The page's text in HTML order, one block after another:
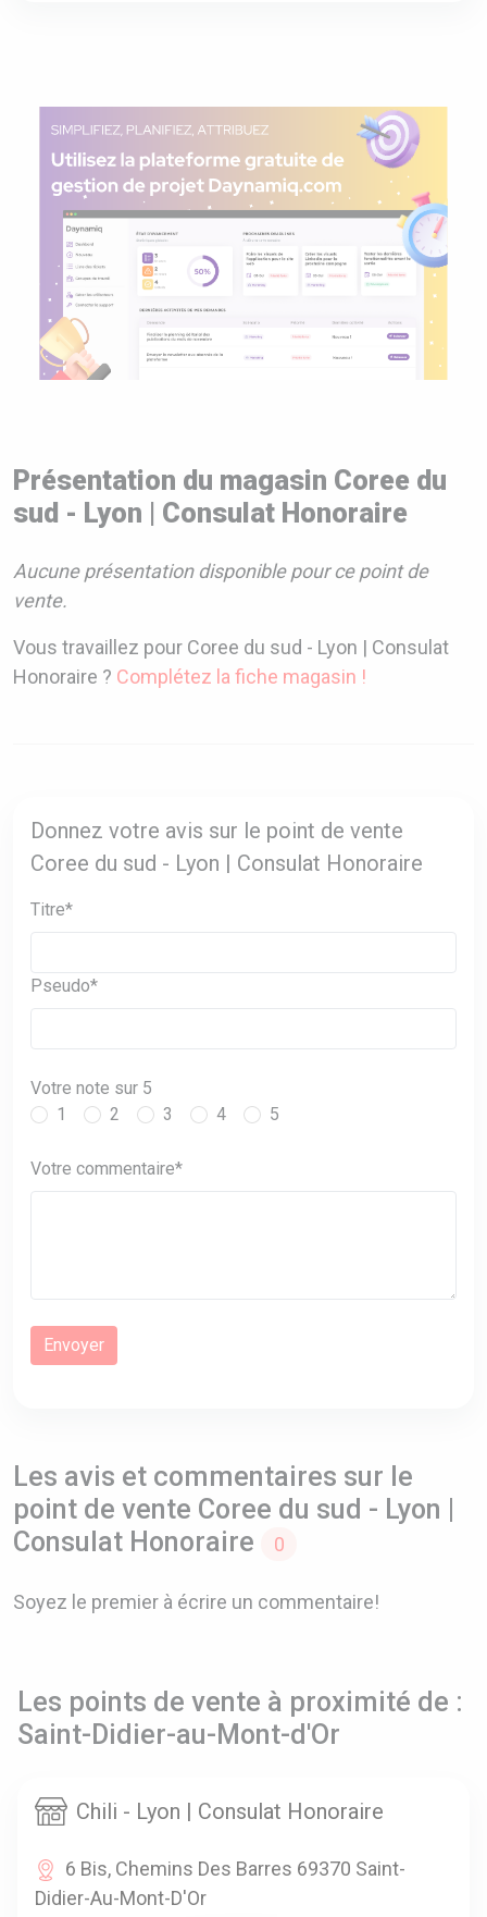
Présentation du magasin Coree du
sud - Lyon | Consulat Honoraire
Aucune présentation disponible pour ce point de
vente.
Vous travaillez pour Coree du sud - Lyon | Consulat
Honoraire ? Complétez la fiche magasin !
Donnez votre avis sur le point de vente
Coree du sud - Lyon | Consulat Honoraire
Titre*
Pseudo*
Votre note sur 5
1
2 3 4 5
Votre commentaire*
Les avis et commentaires sur le
point de vente Coree du sud - Lyon |
Consulat Honoraire
0
Soyez le premier à écrire un commentaire!
Les points de vente à proximité de :
Saint-Didier-au-Mont-d'Or
Chili - Lyon | Consulat Honoraire
6 Bis, Chemins Des Barres 69370 Saint-
Didier-Au-Mont-D'Or